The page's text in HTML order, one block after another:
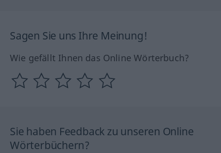
Sagen Sie uns Ihre Meinung!
Wie gefällt Ihnen das Online Wörterbuch?
Sie haben Feedback zu unseren Online
Wörterbüchern?